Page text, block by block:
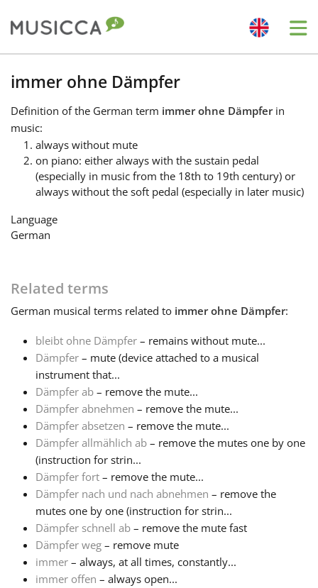
Bahasa Indonesia
Български
Dansk
Français
한국어
हिन्दी
Italiano
日本語
immer ohne Dämpfer
Definition of the German term immer ohne Dämpferin
music:
always without mute
on piano: either always with the sustain pedal
(especially in music from the 18th to 19th century) or
always without the soft pedal (especially in later music)
Language
German
Related terms
German musical terms related to immer ohne Dämpfer:
bleibt ohne Dämpfer – remains without mute...
Dämpfer – mute (device attached to a musical
instrument that...
Dämpfer ab – remove the mute...
Dämpfer abnehmen – remove the mute...
Dämpfer absetzen – remove the mute...
Dämpfer allmählich ab – remove the mutes one by one
(instruction for strin...
Dämpfer fort – remove the mute...
Dämpfer nach und nach abnehmen – remove the
mutes one by one (instruction for strin...
Dämpfer schnell ab – remove the mute fast
Dämpfer weg – remove mute
immer – always, at all times, constantly...
immer offen – always open...